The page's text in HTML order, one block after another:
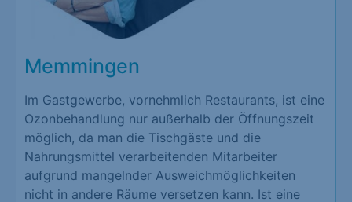
Memmingen
Im Gastgewerbe, vornehmlich Restaurants, ist eine
Ozonbehandlung nur außerhalb der Öffnungszeit
möglich, da man die Tischgäste und die
Nahrungsmittel verarbeitenden Mitarbeiter
aufgrund mangelnder Ausweichmöglichkeiten
nicht in andere Räume versetzen kann. Ist eine